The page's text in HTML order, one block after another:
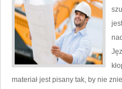
materiał jest pisany tak, by nie